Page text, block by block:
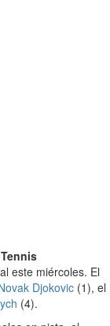
este miércoles. El
Djokovic (1), el
(4).